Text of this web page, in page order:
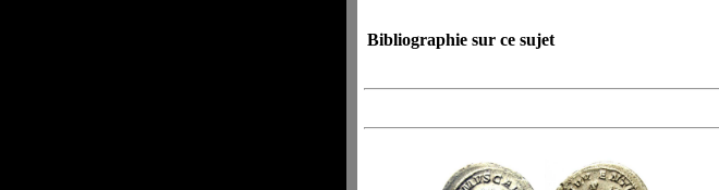
Bibliographie sur ce sujet